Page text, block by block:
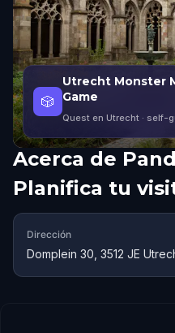
🎲
Utrecht Monster
Game
Quest en Utrecht · self-
Acerca de
Planifica tu
Dirección
Domplein 30, 3512 JE